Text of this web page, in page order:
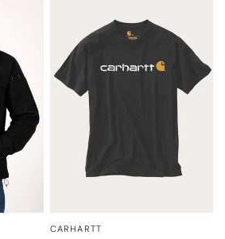
OCCHIATA VELOCE
CARHARTT